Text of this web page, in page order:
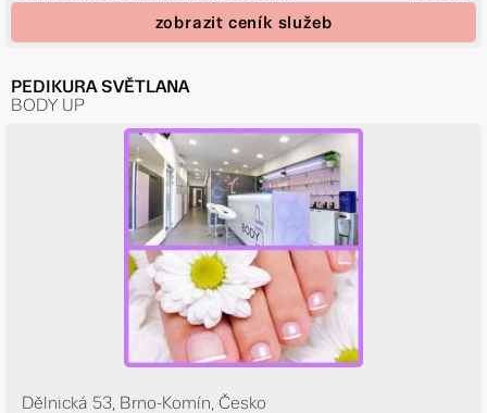
zobrazit ceník služeb
PEDIKURA SVĚTLANA
BODY UP
Dělnická 53, Brno-Komín, Česko